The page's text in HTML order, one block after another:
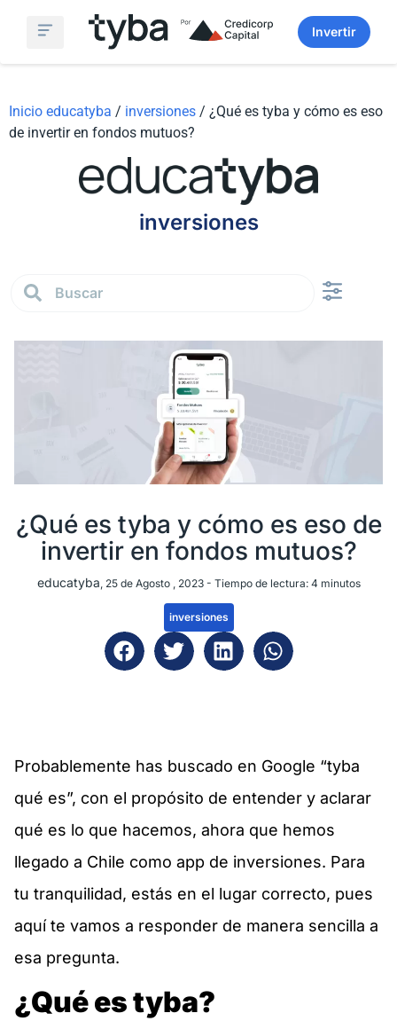
Invertir
Inicio educatyba / inversiones / ¿Qué es tyba y cómo es eso
de invertir en fondos mutuos?
inversiones
¿Qué es tyba y cómo es eso de
invertir en fondos mutuos?
educatyba, 25 de Agosto , 2023 - Tiempo de lectura: 4 minutos
inversiones
Probablemente has buscado en Google “tyba
qué es”, con el propósito de entender y aclarar
qué es lo que hacemos, ahora que hemos
llegado a Chile como app de inversiones. Para
tu tranquilidad, estás en el lugar correcto, pues
aquí te vamos a responder de manera sencilla a
esa pregunta.
¿Qué es tyba?